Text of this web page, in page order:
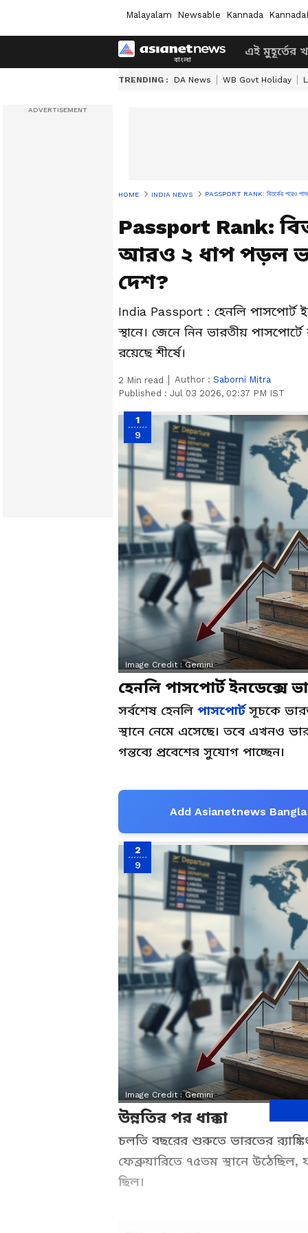
Malayalam Newsable Kannada
এই মুহূর্তের
TRENDING : DA News WB Govt Holiday
HOME INDIA NEWS PASSPORT RANK: বিতর্কের পরেও
Passport Rank:
আরও ২ ধাপ পড়ল
দেশ?
India Passport : হেনলি পাসপোর্ট
স্থানে। জেনে নিন ভারতীয়
রয়েছে শীর্ষে।
2 Min read Author : Saborni Mitra
Published : Jul 03 2026, 02:37 PM IST
1
9
Image Credit :Gemini
হেনলি পাসপোর্ট ইনডেক্সে
সর্বশেষ হেনলি পাসপোর্টসূচকে
স্থানে নেমে এসেছে। তবে এখনও
গন্তব্যে প্রবেশের সুযোগ পাচ্ছেন।
Add Asianetnews
2
9
Image Credit :Gemini
উন্নতির পর ধাক্কা
চলতি বছরের শুরুতে ভারতের
ফেব্রুয়ারিতে ৭৫তম স্থানে
ছিল।